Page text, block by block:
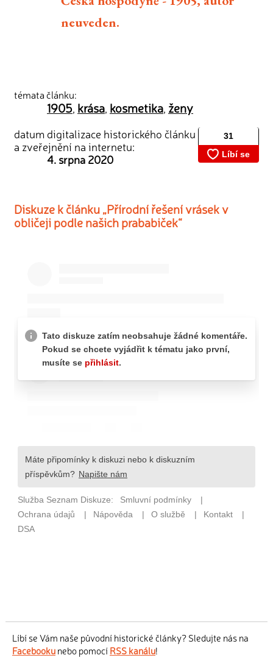
neuveden.
témata článku:
1905, krása, kosmetika, ženy
datum digitalizace historického článku
a zveřejnění na internetu:
4. srpna 2020
Diskuze k článku „Přírodní řešení vrásek v
obličeji podle našich prababiček“
Líbí se Vám naše původní historické články? Sledujte nás na
Facebookunebo pomocí RSS kanálu!